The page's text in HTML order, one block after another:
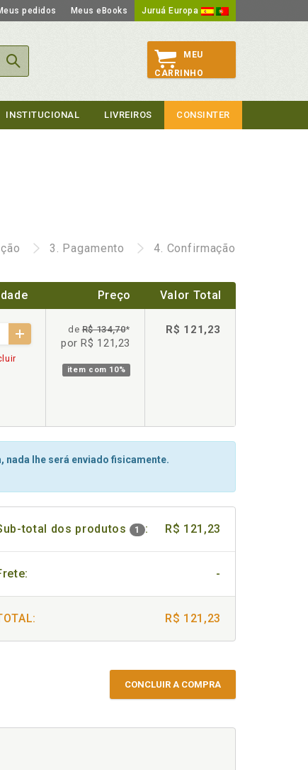
pedidos Meus eBooks Juruá Europa
MEU
CARRINHO
INSTITUCIONAL LIVREIROS CONSINTER
3. Pagamento 4. Confirmação
Preço Valor Total
deR$ 134,70*
por R$ 121,23
item com 10%
R$ 121,23
nada lhe será enviado fisicamente.
total dos produtos 1 : R$ 121,23
-
R$ 121,23
CONCLUIR A COMPRA